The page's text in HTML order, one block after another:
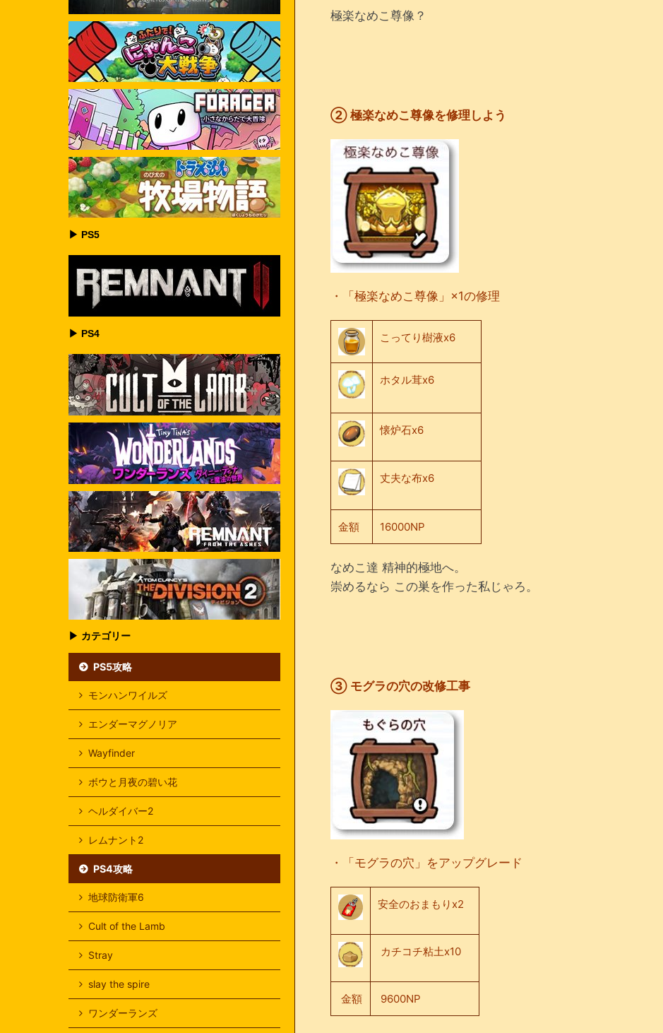
極楽なめこ尊像？
② 極楽なめこ尊像を修理しよう
・「極楽なめこ尊像」×1の修理
こってり樹液x6
ホタル茸x6
懐炉石x6
丈夫な布x6
金額 16000NP
なめこ達 精神的極地へ。
崇めるなら この巣を作った私じゃろ。
③ モグラの穴の改修工事
・「モグラの穴」をアップグレード
安全のおまもりx2
カチコチ粘土x10
金額 9600NP
▶ PS5
▶ PS4
▶ カテゴリー
PS5攻略
モンハンワイルズ
エンダーマグノリア
Wayfinder
ボウと月夜の碧い花
ヘルダイバー2
レムナント2
PS4攻略
地球防衛軍6
Cult of the Lamb
Stray
slay the spire
ワンダーランズ